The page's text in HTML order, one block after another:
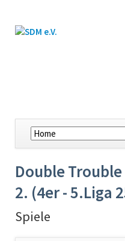
Double
2. (4er - 5.Liga
Spiele